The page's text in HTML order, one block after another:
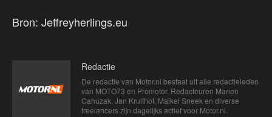
Bron: Jeffreyherlings.eu
Redactie
De redactie van Motor.nl bestaat uit alle redactieleden
van MOTO73 en Promotor. Redacteuren Marien
Cahuzak, Jan Kruithof, Maikel Sneek en diverse
freelancers zijn dagelijks actief voor Motor.nl.